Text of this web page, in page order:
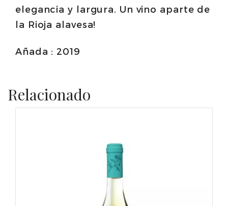
elegancia y largura. Un vino aparte de
la Rioja alavesa!
Añada : 2019
Relacionado